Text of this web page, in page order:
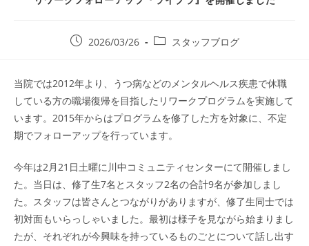
2026/03/26 スタッフブログ
当院では2012年より、うつ病などのメンタルヘルス疾患で休職
している方の職場復帰を目指したリワークプログラムを実施して
います。2015年からはプログラムを修了した方を対象に、不定
期でフォローアップを行っています。
今年は2月21日土曜に川中コミュニティセンターにて開催しまし
た。当日は、修了生7名とスタッフ2名の合計9名が参加しまし
た。スタッフは皆さんとつながりがありますが、修了生同士では
初対面もいらっしゃいました。最初は様子を見ながら始まりまし
たが、それぞれが今興味を持っているものごとについて話し出す